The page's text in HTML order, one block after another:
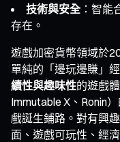
技術與安全：智能
存在。
遊戲加密貨幣領域於
單純的「邊玩邊賺」
續性與趣味性的遊戲
Immutable X、Ronin
戲誕生鋪路。對有興
面、遊戲可玩性、經